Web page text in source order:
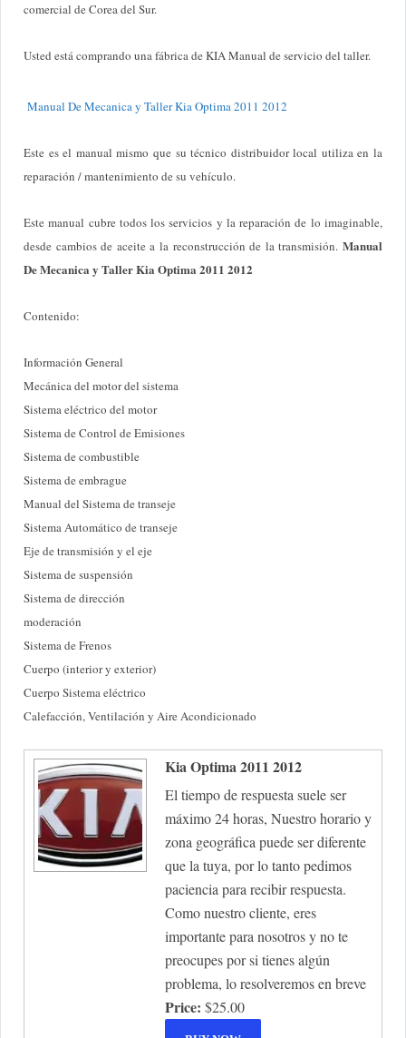
comercial de Corea del Sur.
Usted está comprando una fábrica de KIA Manual de servicio del taller.
Manual De Mecanica y Taller Kia Optima 2011 2012
Este es el manual mismo que su técnico distribuidor local utiliza en la
reparación / mantenimiento de su vehículo.
Este manual cubre todos los servicios y la reparación de lo imaginable,
desde cambios de aceite a la reconstrucción de la transmisión. Manual
De Mecanica y Taller Kia Optima 2011 2012
Contenido:
Información General
Mecánica del motor del sistema
Sistema eléctrico del motor
Sistema de Control de Emisiones
Sistema de combustible
Sistema de embrague
Manual del Sistema de transeje
Sistema Automático de transeje
Eje de transmisión y el eje
Sistema de suspensión
Sistema de dirección
moderación
Sistema de Frenos
Cuerpo (interior y exterior)
Cuerpo Sistema eléctrico
Calefacción, Ventilación y Aire Acondicionado
Kia Optima 2011 2012
El tiempo de respuesta suele ser
máximo 24 horas, Nuestro horario y
zona geográfica puede ser diferente
que la tuya, por lo tanto pedimos
paciencia para recibir respuesta.
Como nuestro cliente, eres
importante para nosotros y no te
preocupes por si tienes algún
problema, lo resolveremos en breve
Price: $25.00